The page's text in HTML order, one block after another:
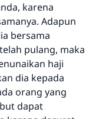
karena
Adapun
bersama
pulang, maka
haji
dia kepada
orang yang
dapat